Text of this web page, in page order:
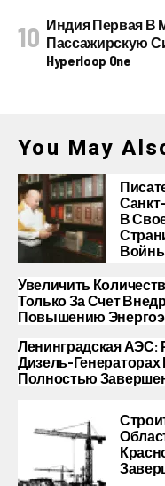
Индия Первая В
Пассажирскую
Hyperloop One
You May
В
Увеличить
Только За Счет
Повышению
Ленинградская
Дизель-Генераторах
Полностью